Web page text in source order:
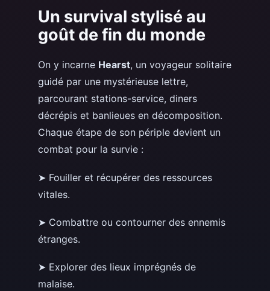
Un survival stylisé au
goût de fin du monde
On y incarne Hearst, un voyageur solitaire
guidé par une mystérieuse lettre,
parcourant stations-service, diners
décrépis et banlieues en décomposition.
Chaque étape de son périple devient un
combat pour la survie :
➤ Fouiller et récupérer des ressources
vitales.
➤ Combattre ou contourner des ennemis
étranges.
➤ Explorer des lieux imprégnés de
malaise.